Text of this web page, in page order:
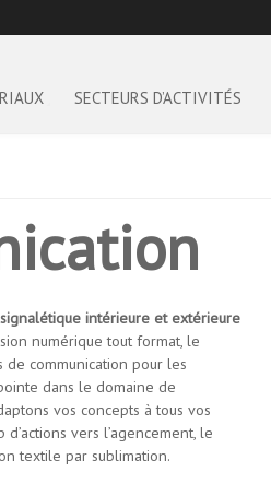
SECTEURS D’ACTIVITÉS
intérieure et extérieure
numérique tout format, le
communication pour les
dans le domaine de
vos concepts à tous vos
vers l’agencement, le
textile par sublimation.